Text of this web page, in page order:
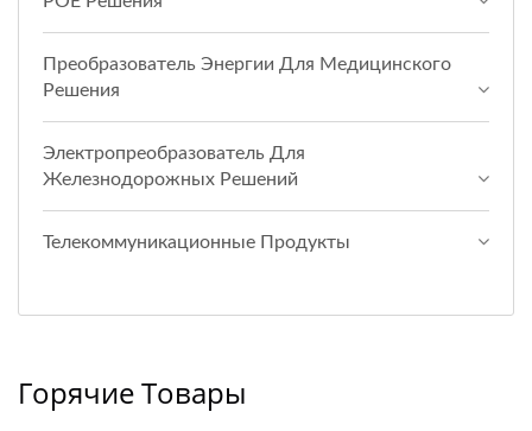
Преобразователь Энергии Для Медицинского
Решения
Электропреобразователь Для
Железнодорожных Решений
Телекоммуникационные Продукты
Горячие Товары